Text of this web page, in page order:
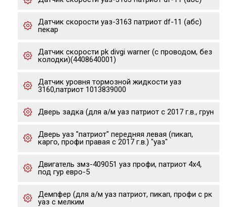
Датчик скорости уаз-3163 патриот df-11 (абс)
пекар
Датчик скорости pk divgi warner (с проводом, без
колодки)(4408640001)
Датчик уровня тормозной жидкости уаз
3160,патриот 1013839000
Дверь задка (для а/м уаз патриот с 2017 г.в., грун
Дверь уаз "патриот" передняя левая (пикап,
карго, профи правая с 2017 г.в.) "уаз"
Двигатель змз-409051 уаз профи, патриот 4х4,
под гур евро-5
Демпфер (для а/м уаз патриот, пикап, профи с рк
уаз с мелким